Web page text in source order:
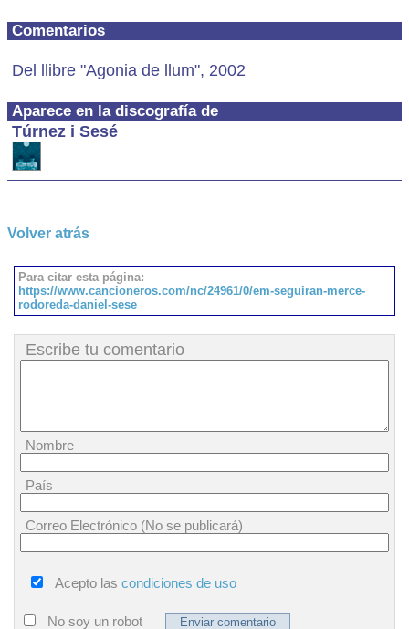
Comentarios
Del llibre "Agonia de llum", 2002
Aparece en la discografía de
Túrnez i Sesé
Volver atrás
Para citar esta página:
https://www.cancioneros.com/nc/24961/0/em-seguiran-merce-
rodoreda-daniel-sese
Escribe tu comentario
Nombre
País
Correo Electrónico (No se publicará)
Acepto las condiciones de uso
No soy un robot